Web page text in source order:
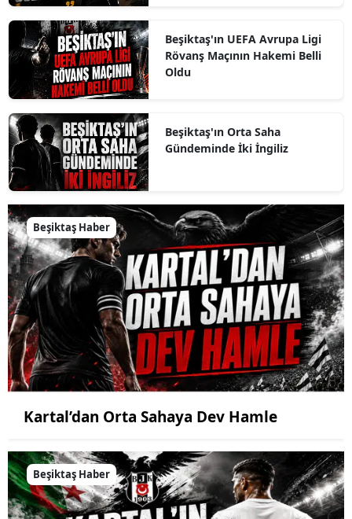
Beşiktaş'ın UEFA Avrupa Ligi
Rövanş Maçının Hakemi Belli
Oldu
Beşiktaş'ın Orta Saha
Gündeminde İki İngiliz
Beşiktaş Haber
Kartal’dan Orta Sahaya Dev Hamle
Beşiktaş Haber